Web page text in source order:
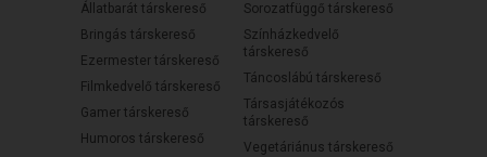
Állatbarát társkereső
Bringás társkereső
Ezermester társkereső
Filmkedvelő társkereső
Gamer társkereső
Humoros társkereső
Sorozatfüggő társkereső
Színházkedvelő
társkereső
Táncoslábú társkereső
Társasjátékozós
társkereső
Vegetáriánus társkereső